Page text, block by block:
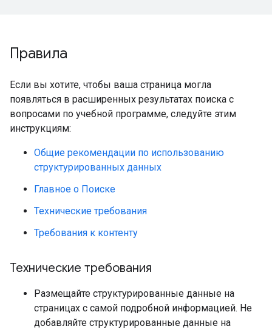
Правила
Если вы хотите, чтобы ваша страница могла
появляться в расширенных результатах поиска с
вопросами по учебной программе, следуйте этим
инструкциям:
Общие рекомендации по использованию
структурированных данных
Главное о Поиске
Технические требования
Требования к контенту
Технические требования
Размещайте структурированные данные на
страницах с самой подробной информацией. Не
добавляйте структурированные данные на